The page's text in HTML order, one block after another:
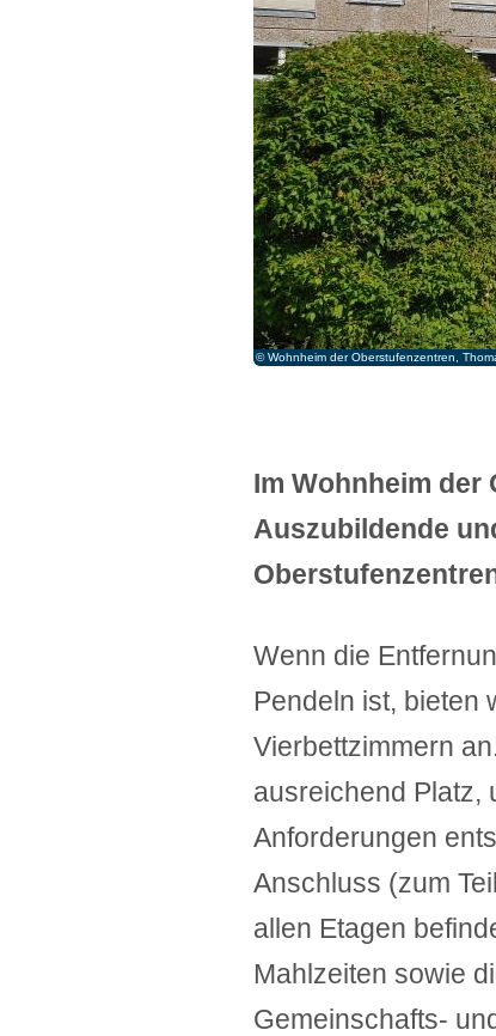
© Wohnheim der Oberstufenzentren,
© Wohnheim der Oberstufenzentren,
© Wohnheim der Oberstufenzentren,
© Wohnheim der Oberstufenzentren,
© Wohnheim der Oberstufenzentren,
© Wohnheim der Oberstufenzentren,
Im Wohnheim
Auszubildende
Wenn die
Pendeln ist, bieten
Vierbettzimmern
ausreichend Platz,
Anforderungen
Anschluss (zum
allen Etagen
Mahlzeiten sowie
Gemeinschafts-